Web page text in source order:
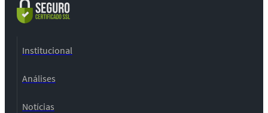
Institucional
Análises
Notícias